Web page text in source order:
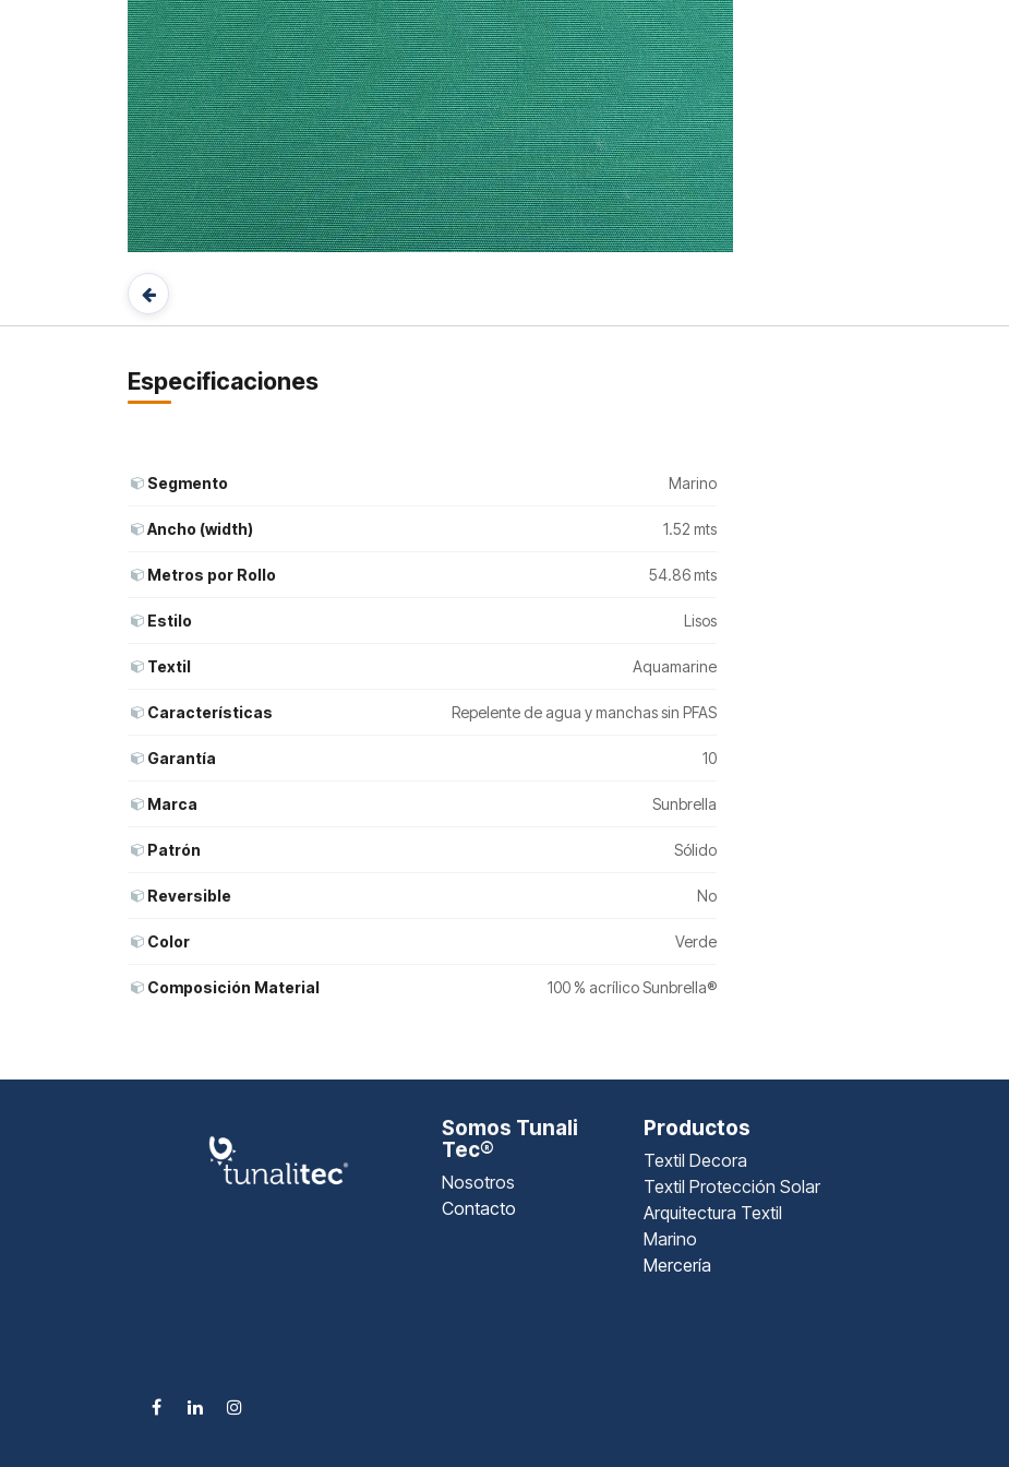
Especificaciones
Segmento Marino
Ancho (width) 1.52 mts
Metros por Rollo 54.86 mts
Estilo Lisos
Textil Aquamarine
Características Repelente de agua y manchas sin PFAS
Garantía 10
Marca Sunbrella
Patrón Sólido
Reversible No
Color Verde
Composición Material 100 % acrílico Sunbrella®
Somos Tunali
Tec®
Nosotros
Contacto
Productos
Textil Decora
Textil Protección Solar
Arquitectura Textil
Marino
Mercería